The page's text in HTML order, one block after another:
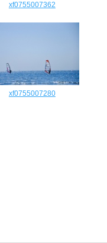
xf0755007362
xf0755007280